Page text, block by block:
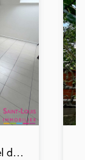
Poissy Centre Local professionnel de160m2 type maison de ville